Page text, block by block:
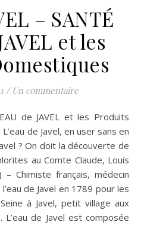
– SANTÉ
et les
/ Un commentaire
de Javel, en user sans en
? On doit la découverte de
au Comte Claude, Louis
– Chimiste français, médecin
de Javel en 1789 pour les
à Javel, petit village aux
de Javel est composée